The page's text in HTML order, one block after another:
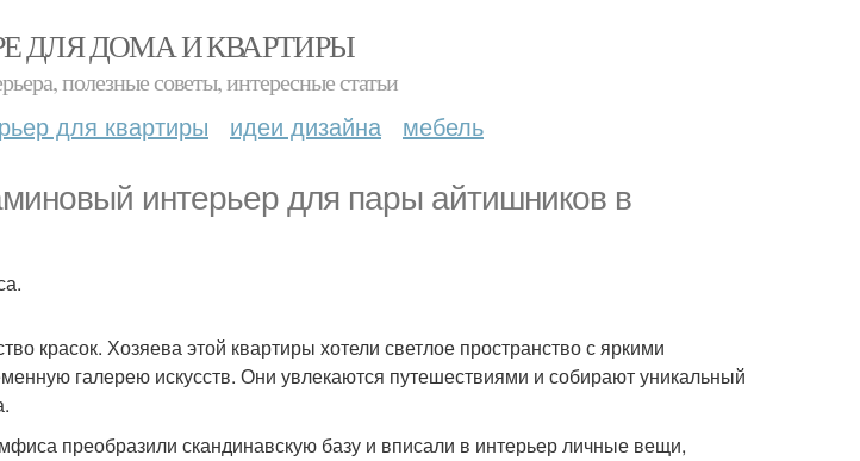
ДЛЯ ДОМА И КВАРТИРЫ
полезные советы, интересные статьи
для квартиры идеи дизайна мебель
интерьер для пары айтишников в
красок. Хозяева этой квартиры хотели светлое пространство с яркими
галерею искусств. Они увлекаются путешествиями и собирают уникальный
преобразили скандинавскую базу и вписали в интерьер личные вещи,